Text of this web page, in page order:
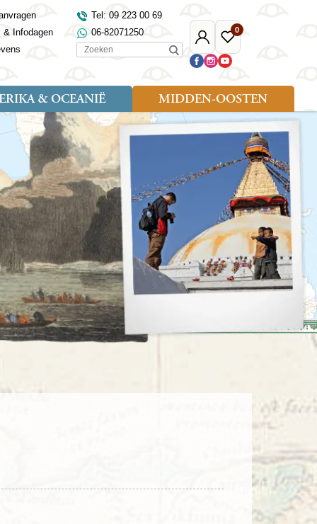
Mijn
Djoser
0
Favoriete
reizen
& Infodagen
Tel: 09 223 00 69
06-82071250
Zoeken
Noorwegen
Polen
Portugal
Roemenië
Sardinië
Schotland
Servië
Spanje
Turkije
Verenigd Koninkrijk
Wales
Maleisië
Mongolië
Nepal
Oezbekistan
Singapore
Sri Lanka
Taiwan
Tibet
Turkmenistan
Vietnam
Zijderoute
Zuid-Korea
& OCEANIË
Landen
Alaska
Australië
Canada
Nieuw-Zeeland
Verenigde Staten
MIDDEN-OOSTEN
Soort reizen
Rondreis (18)
Familiereis (9)
Fietsreis (1)
Wandelreis (3)
Cultuur (8)
Landen
Marokko
Oman
Saoedi-Arabië
Tunesië